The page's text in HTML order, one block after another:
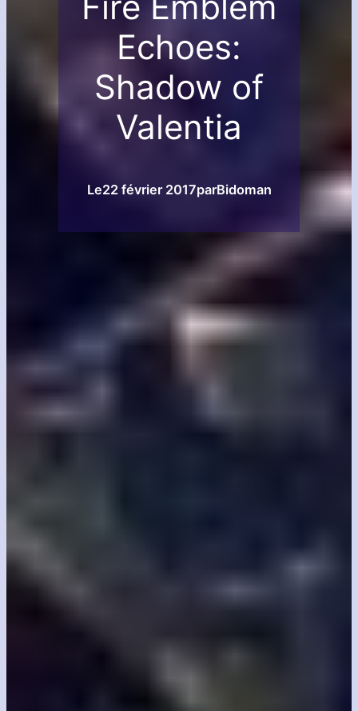
Echoes:
Shadow of
Valentia
Le22 février 2017parBidoman